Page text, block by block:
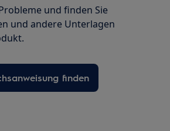
und finden Sie
und andere Unterlagen
finden